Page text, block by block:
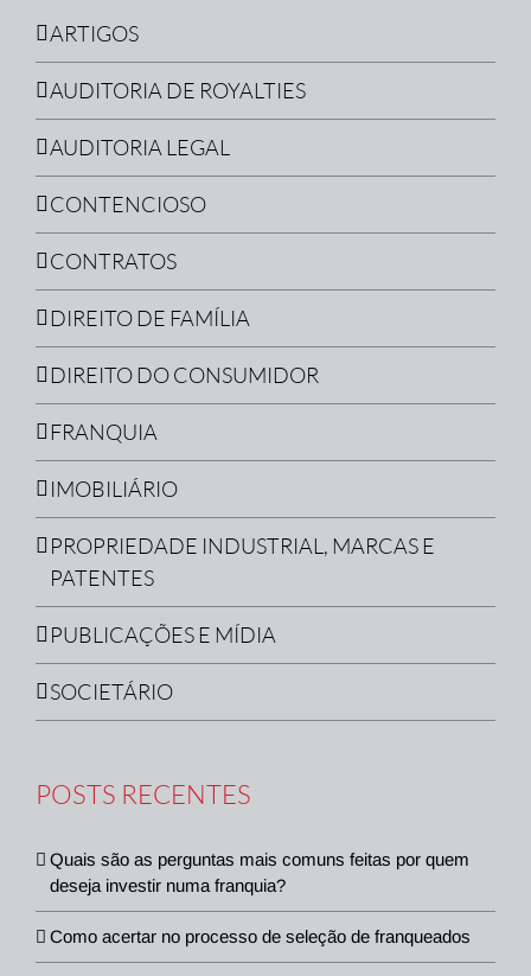
ARTIGOS
AUDITORIA DE ROYALTIES
AUDITORIA LEGAL
CONTENCIOSO
CONTRATOS
DIREITO DE FAMÍLIA
DIREITO DO CONSUMIDOR
FRANQUIA
IMOBILIÁRIO
PROPRIEDADE INDUSTRIAL, MARCAS E
PATENTES
PUBLICAÇÕES E MÍDIA
SOCIETÁRIO
POSTS RECENTES
Quais são as perguntas mais comuns feitas por quem
deseja investir numa franquia?
Como acertar no processo de seleção de franqueados